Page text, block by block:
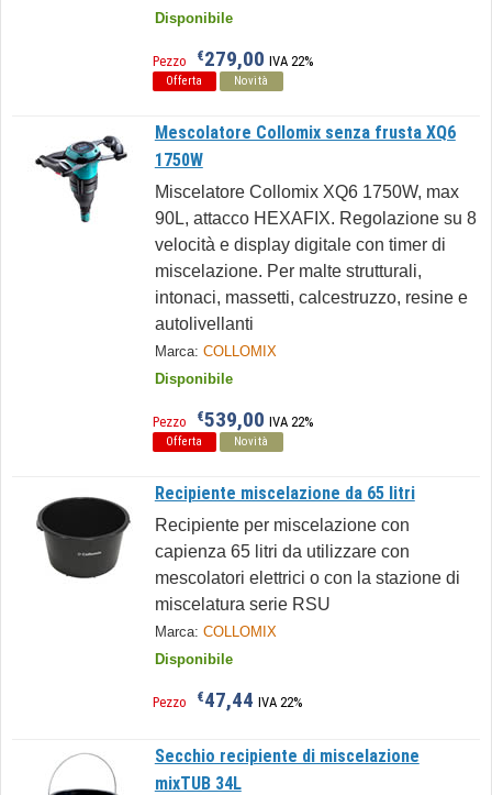
Disponibile
Pezzo €279,00 IVA 22%
Offerta Novità
Mescolatore Collomix senza frusta XQ6
1750W
Miscelatore Collomix XQ6 1750W, max
90L, attacco HEXAFIX. Regolazione su 8
velocità e display digitale con timer di
miscelazione. Per malte strutturali,
intonaci, massetti, calcestruzzo, resine e
autolivellanti
Marca: COLLOMIX
Disponibile
Pezzo €539,00 IVA 22%
Offerta Novità
Recipiente miscelazione da 65 litri
Recipiente per miscelazione con
capienza 65 litri da utilizzare con
mescolatori elettrici o con la stazione di
miscelatura serie RSU
Marca: COLLOMIX
Disponibile
Pezzo €47,44 IVA 22%
Secchio recipiente di miscelazione
mixTUB 34L